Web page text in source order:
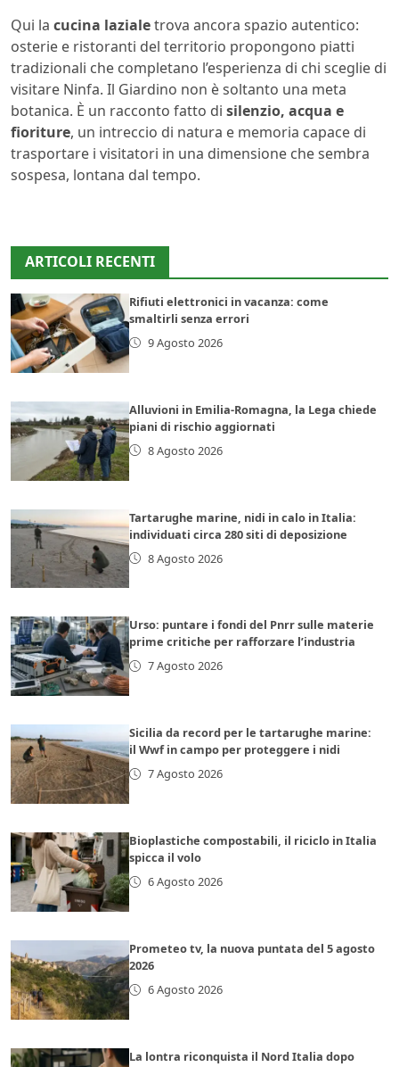
Qui la cucina lazialetrova ancora spazio autentico:
osterie e ristoranti del territorio propongono piatti
tradizionali che completano l’esperienza di chi sceglie di
visitare Ninfa. Il Giardino non è soltanto una meta
botanica. È un racconto fatto di silenzio, acqua e
fioriture, un intreccio di natura e memoria capace di
trasportare i visitatori in una dimensione che sembra
sospesa, lontana dal tempo.
ARTICOLI RECENTI
Rifiuti elettronici in vacanza: come
smaltirli senza errori
9 Agosto 2026
Alluvioni in Emilia-Romagna, la Lega chiede
piani di rischio aggiornati
8 Agosto 2026
Tartarughe marine, nidi in calo in Italia:
individuati circa 280 siti di deposizione
8 Agosto 2026
Urso: puntare i fondi del Pnrr sulle materie
prime critiche per rafforzare l’industria
7 Agosto 2026
Sicilia da record per le tartarughe marine:
il Wwf in campo per proteggere i nidi
7 Agosto 2026
Bioplastiche compostabili, il riciclo in Italia
spicca il volo
6 Agosto 2026
Prometeo tv, la nuova puntata del 5 agosto
2026
6 Agosto 2026
La lontra riconquista il Nord Italia dopo